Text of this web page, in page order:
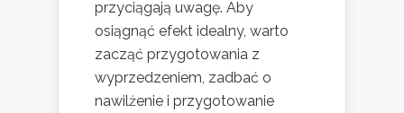
przyciągają uwagę. Aby
osiągnąć efekt idealny, warto
zacząć przygotowania z
wyprzedzeniem, zadbać o
nawilżenie i przygotowanie